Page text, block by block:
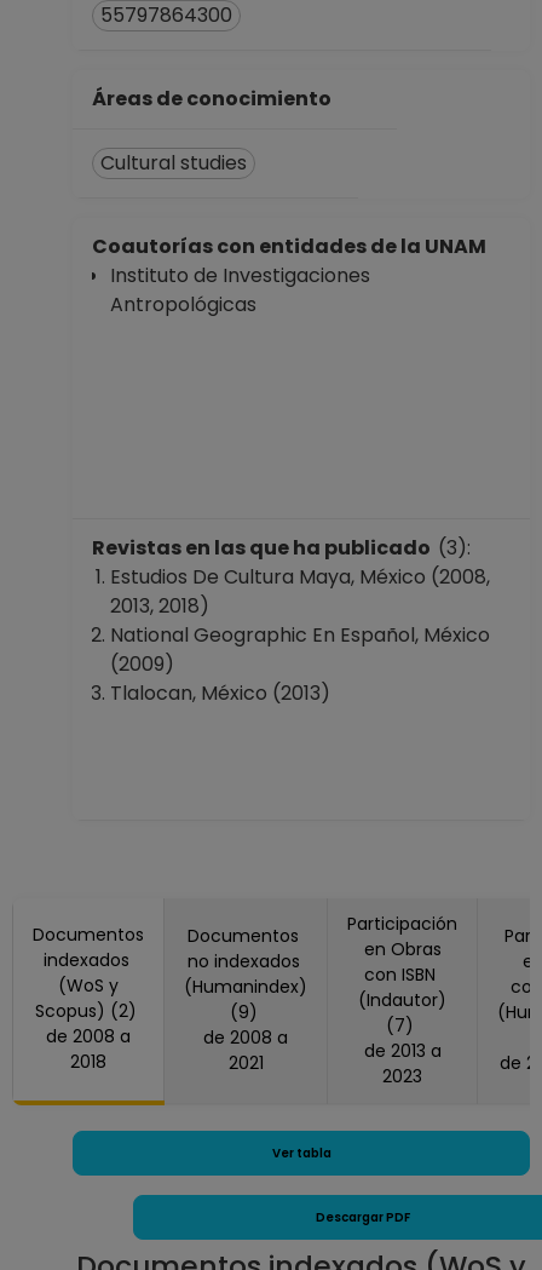
55797864300
Áreas de conocimiento
Cultural studies
Coautorías con entidades de la UNAM
Instituto de Investigaciones
Antropológicas
Revistas en las que ha publicado (3):
Estudios De Cultura Maya, México (2008,
2013, 2018)
National Geographic En Español, México
(2009)
Tlalocan, México (2013)
Documentos
indexados
(WoS y
Scopus) (2)
de 2008 a
2018
Documentos
no indexados
(Humanindex)
(9)
de 2008 a
2021
Participación
en Obras
con ISBN
(Indautor)
(7)
de 2013 a
2023
Ver tabla
Descargar PDF